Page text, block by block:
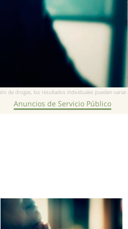
de drogas, los resultados individuales pueden variar.
Anuncios de Servicio Público